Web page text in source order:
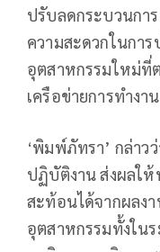
ปรับลดกระบวนกา
ความสะดวกในการ
อุตสาหกรรมใหม่ที่
เครือข่ายการทำงา
‘พิมพ์ภัทรา’ กล่าว
ปฏิบัติงาน ส่งผลให้
สะท้อนได้จากผลง
อุตสาหกรรมทั้งใน